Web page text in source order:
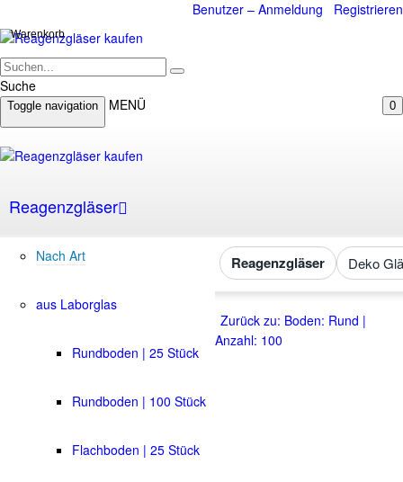
Benutzer – Anmeldung Registrieren
Suche
0
Warenkorb
Toggle navigation MENÜ
Reagenzgläser
Nach Art
aus Laborglas
Rundboden | 25 Stück
Rundboden | 100 Stück
Flachboden | 25 Stück
Reagenzgläser Deko
Zurück zu: Boden: Rund |
Anzahl: 100